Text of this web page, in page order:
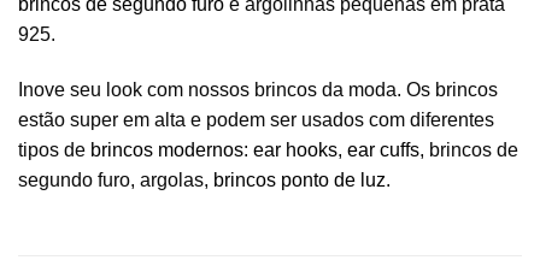
925.
Inove seu look com nossos brincos da moda. Os brincos
estão super em alta e podem ser usados com diferentes
tipos de brincos modernos: ear hooks, ear cuffs, brincos de
segundo furo, argolas, brincos ponto de luz.